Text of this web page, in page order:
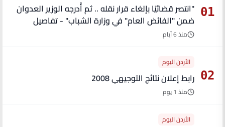
01
"انتصر قضائيًا بإلغاء قرار نقله .. ثم أُدرجه الوزير العدوان
ضمن "الفائض العام" في وزارة الشباب" - تفاصيل
منذ 6 أيام
02
الأردن اليوم
رابط إعلان نتائج التوجيهي 2008
منذ 1 يوم
الأردن اليوم